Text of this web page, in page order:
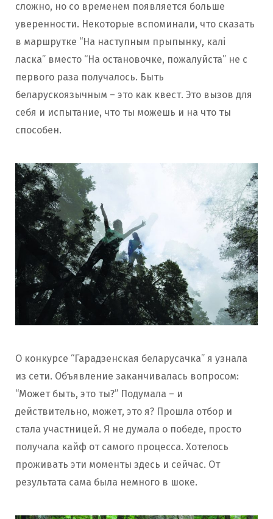
сложно, но со временем появляется больше
уверенности. Некоторые вспоминали, что сказать
в маршрутке “На наступным прыпынку, калі
ласка” вместо “На остановочке, пожалуйста” не с
первого раза получалось. Быть
беларускоязычным – это как квест. Это вызов для
себя и испытание, что ты можешь и на что ты
способен.
О конкурсе “Гарадзенская беларусачка” я узнала
из сети. Объявление заканчивалась вопросом:
“Может быть, это ты?” Подумала – и
действительно, может, это я? Прошла отбор и
стала участницей. Я не думала о победе, просто
получала кайф от самого процесса. Хотелось
проживать эти моменты здесь и сейчас. От
результата сама была немного в шоке.